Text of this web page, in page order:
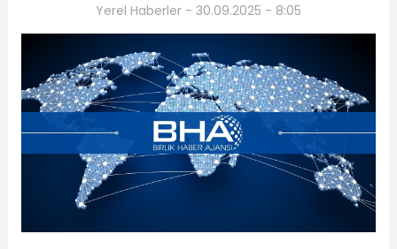
Yerel Haberler - 30.09.2025 - 8:05